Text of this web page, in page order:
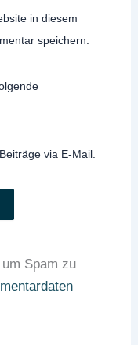
in diesem
speichern.
via E-Mail.
Spam zu